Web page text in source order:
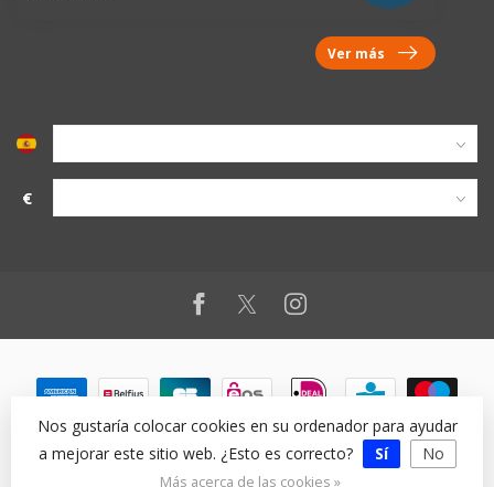
Ver más
€
© Copyright 2026
Nos gustaría colocar cookies en su ordenador para ayudar
a mejorar este sitio web. ¿Esto es correcto?
Sí No
Más acerca de las cookies »